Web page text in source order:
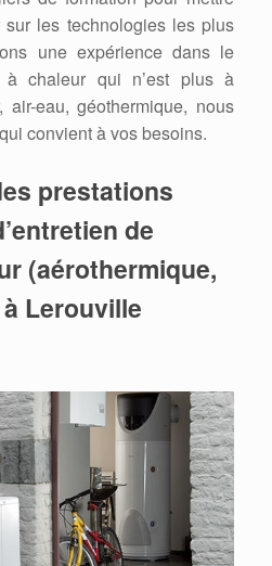
les technologies les plus
une expérience dans le
à chaleur qui n’est plus à
air-eau, géothermique, nous
convient à vos besoins.
prestations
de
(aérothermique,
Lerouville